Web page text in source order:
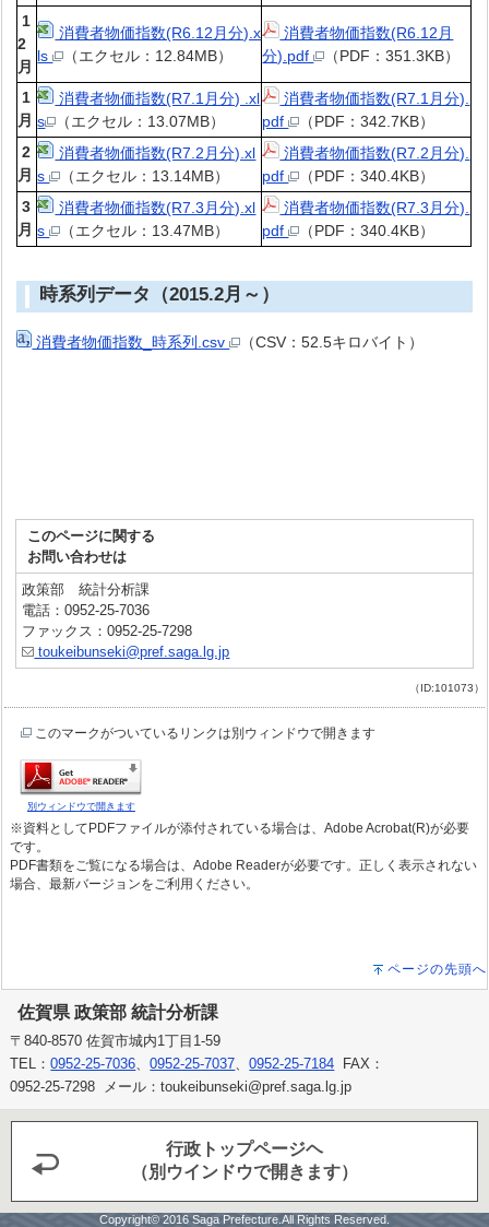
1
2
月
消費者物価指数(R6.12月分).x
ls
（エクセル：12.84MB）
消費者物価指数(R6.12月
分).pdf
（PDF：351.3KB）
1
月
消費者物価指数(R7.1月分) .xl
s
（エクセル：13.07MB）
消費者物価指数(R7.1月分).
pdf
（PDF：342.7KB）
2
月
消費者物価指数(R7.2月分).xl
s
（エクセル：13.14MB）
消費者物価指数(R7.2月分).
pdf
（PDF：340.4KB）
3
月
消費者物価指数(R7.3月分).xl
s
（エクセル：13.47MB）
消費者物価指数(R7.3月分).
pdf
（PDF：340.4KB）
時系列データ（2015.2月～）
消費者物価指数_時系列.csv （CSV：52.5キロバイト）
このページに関する
お問い合わせは
政策部 統計分析課
電話：0952-25-7036
ファックス：0952-25-7298
toukeibunseki@pref.saga.lg.jp
（ID:101073）
このマークがついているリンクは別ウィンドウで開きます
別ウィンドウで開きます
※資料としてPDFファイルが添付されている場合は、Adobe Acrobat(R)が必要
です。
PDF書類をご覧になる場合は、Adobe Readerが必要です。正しく表示されない
場合、最新バージョンをご利用ください。
ページの先頭へ
佐賀県 政策部 統計分析課
〒840-8570 佐賀市城内1丁目1-59
TEL：0952-25-7036、0952-25-7037、0952-25-7184 FAX：
0952-25-7298 メール：toukeibunseki@pref.saga.lg.jp
行政トップページヘ
（別ウインドウで開きます）
Copyright© 2016 Saga Prefecture.All Rights Reserved.